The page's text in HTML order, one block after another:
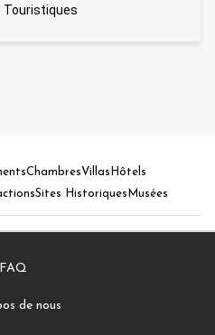
ChambresVillas Hôtels
Sites Historiques Musées
FAQ
de nous